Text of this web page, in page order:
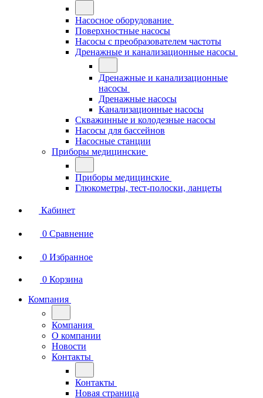
Насосное оборудование
Поверхностные насосы
Насосы с преобразователем частоты
Дренажные и канализационные насосы
Дренажные и канализационные
насосы
Дренажные насосы
Канализационные насосы
Скважинные и колодезные насосы
Насосы для бассейнов
Насосные станции
Приборы медицинские
Приборы медицинские
Глюкометры, тест-полоски, ланцеты
Кабинет
0 Сравнение
0 Избранное
0 Корзина
Компания
Компания
О компании
Новости
Контакты
Контакты
Новая страница